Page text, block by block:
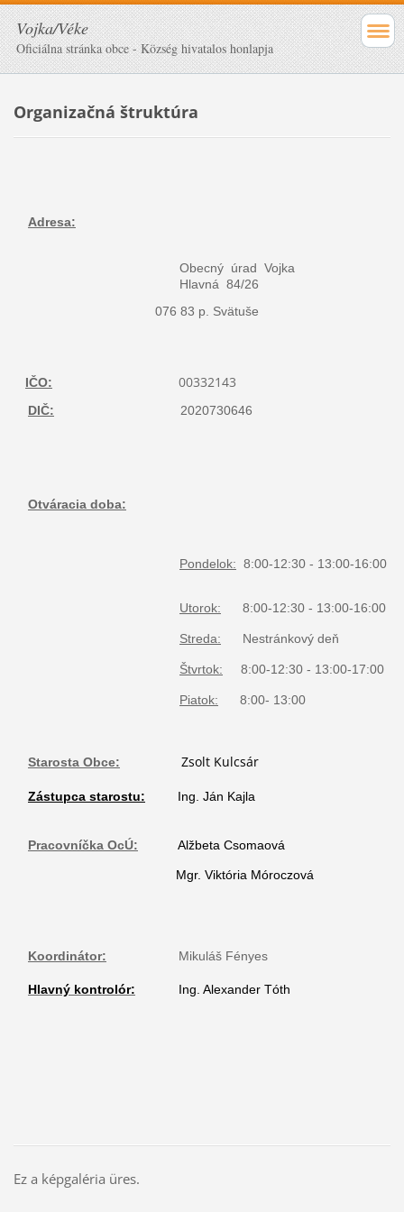
Vojka/Véke
Oficiálna stránka obce - Község hivatalos honlapja
Organizačná štruktúra
Adresa:
Obecný úrad Vojka
Hlavná 84/26
076 83 p. Svätuše
IČO: 00332143
DIČ: 2020730646
Otváracia doba:
Pondelok: 8:00-12:30 - 13:00-16:00
Utorok: 8:00-12:30 - 13:00-16:00
Streda: Nestránkový deň
Štvrtok: 8:00-12:30 - 13:00-17:00
Piatok: 8:00- 13:00
Starosta Obce: Zsolt Kulcsár
Zástupca starostu: Ing. Ján Kajla
Pracovníčka OcÚ: Alžbeta Csomaová
Mgr. Viktória Móroczová
Koordinátor: Mikuláš Fényes
Hlavný kontrolór: Ing. Alexander Tóth
Ez a képgaléria üres.